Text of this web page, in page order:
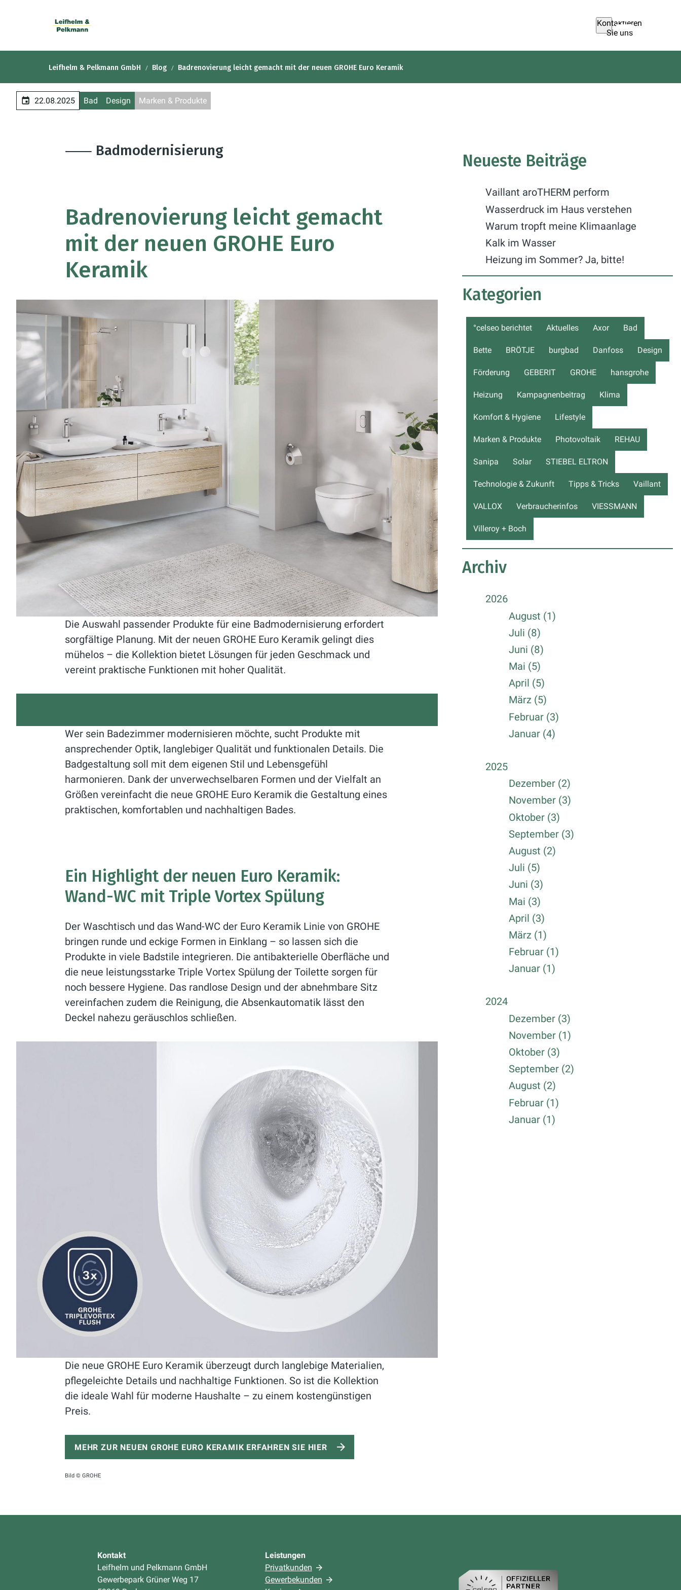
Kontaktieren
Sie uns
Leifhelm & Pelkmann GmbH Blog Badrenovierung leicht gemacht mit der neuen GROHE Euro Keramik
22.08.2025 Bad Design Marken & Produkte
⸺ Badmodernisierung
Badrenovierung leicht gemacht
mit der neuen GROHE Euro
Keramik
Die Auswahl passender Produkte für eine Badmodernisierung erfordert
sorgfältige Planung. Mit der neuen GROHE Euro Keramik gelingt dies
mühelos – die Kollektion bietet Lösungen für jeden Geschmack und
vereint praktische Funktionen mit hoher Qualität.
Wer sein Badezimmer modernisieren möchte, sucht Produkte mit
ansprechender Optik, langlebiger Qualität und funktionalen Details. Die
Badgestaltung soll mit dem eigenen Stil und Lebensgefühl
harmonieren. Dank der unverwechselbaren Formen und der Vielfalt an
Größen vereinfacht die neue GROHE Euro Keramik die Gestaltung eines
praktischen, komfortablen und nachhaltigen Bades.
Ein Highlight der neuen Euro Keramik:
Wand-WC mit Triple Vortex Spülung
Der Waschtisch und das Wand-WC der Euro Keramik Linie von GROHE
bringen runde und eckige Formen in Einklang – so lassen sich die
Produkte in viele Badstile integrieren. Die antibakterielle Oberfläche und
die neue leistungsstarke Triple Vortex Spülung der Toilette sorgen für
noch bessere Hygiene. Das randlose Design und der abnehmbare Sitz
vereinfachen zudem die Reinigung, die Absenkautomatik lässt den
Deckel nahezu geräuschlos schließen.
Die neue GROHE Euro Keramik überzeugt durch langlebige Materialien,
pflegeleichte Details und nachhaltige Funktionen. So ist die Kollektion
die ideale Wahl für moderne Haushalte – zu einem kostengünstigen
Preis.
MEHR ZUR NEUEN GROHE EURO KERAMIK ERFAHREN SIE HIER
Bild © GROHE
Neueste Beiträge
Vaillant aroTHERM perform
Wasserdruck im Haus verstehen
Warum tropft meine Klimaanlage
Kalk im Wasser
Heizung im Sommer? Ja, bitte!
Kategorien
°celseo berichtet Aktuelles Axor Bad
Bette BRÖTJE burgbad Danfoss Design
Förderung GEBERIT GROHE hansgrohe
Heizung Kampagnenbeitrag Klima
Komfort & Hygiene Lifestyle
Marken & Produkte Photovoltaik REHAU
Sanipa Solar STIEBEL ELTRON
Technologie & Zukunft Tipps & Tricks Vaillant
VALLOX Verbraucherinfos VIESSMANN
Villeroy + Boch
Archiv
2026
August (1)
Juli (8)
Juni (8)
Mai (5)
April (5)
März (5)
Februar (3)
Januar (4)
2025
Dezember (2)
November (3)
Oktober (3)
September (3)
August (2)
Juli (5)
Juni (3)
Mai (3)
April (3)
März (1)
Februar (1)
Januar (1)
2024
Dezember (3)
November (1)
Oktober (3)
September (2)
August (2)
Februar (1)
Januar (1)
Kontakt
Leifhelm und Pelkmann GmbH
Gewerbepark Grüner Weg 17
Leistungen
Privatkunden
Gewerbekunden